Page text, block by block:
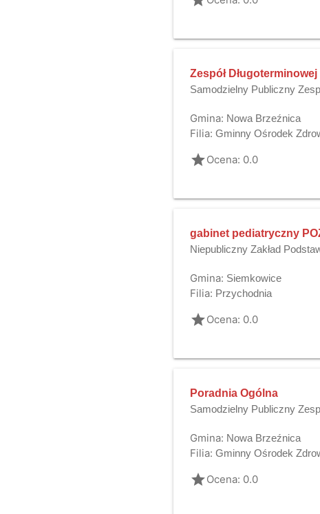
Zespół
Samodzielny Publiczny
Gmina: Nowa Brzeźnica
Filia: Gminny Ośrodek
gradeOcena: 0.0
gabinet pediatryczny
Niepubliczny Zakład
Gmina: Siemkowice
Filia: Przychodnia
gradeOcena: 0.0
Poradnia Ogólna
Samodzielny Publiczny
Gmina: Nowa Brzeźnica
Filia: Gminny Ośrodek
gradeOcena: 0.0